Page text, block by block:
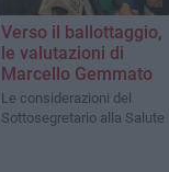
Verso il ballottaggio,
le valutazioni di
Marcello Gemmato
Le considerazioni del
Sottosegretario alla Salute